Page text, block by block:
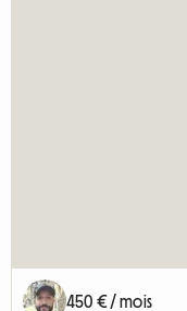
450 € / mois